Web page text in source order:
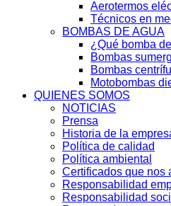
Aerotermos
Técnicos en
BOMBAS DE AGUA
¿Qué bomba
Bombas
Bombas
Motobombas
QUIENES SOMOS
NOTICIAS
Prensa
Historia de la
Política de calidad
Política ambiental
Certificados que nos
Responsabilidad
Responsabilidad